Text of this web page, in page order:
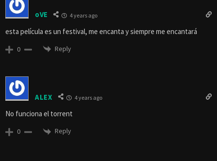
oVE 4 years ago
esta película es un festival, me encanta y siempre me encantará
0 Reply
ALEX 4 years ago
No funciona el torrent
0 Reply